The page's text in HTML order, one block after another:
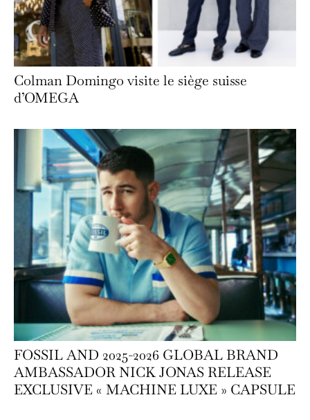
Colman Domingo visite le siège suisse
d’OMEGA
FOSSIL AND 2025-2026 GLOBAL BRAND
AMBASSADOR NICK JONAS RELEASE
EXCLUSIVE « MACHINE LUXE » CAPSULE